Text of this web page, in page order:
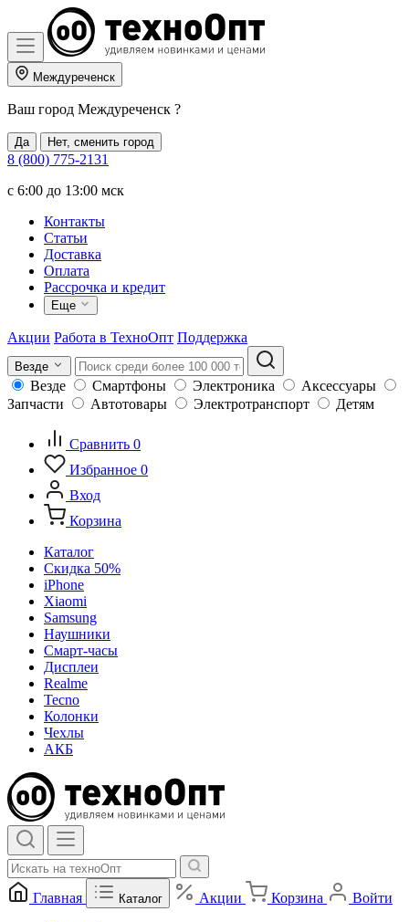
Междуреченск
Ваш город Междуреченск ?
Да Нет, сменить город
8 (800) 775-2131
c 6:00 до 13:00 мск
Контакты
Статьи
Доставка
Оплата
Рассрочка и кредит
Еще
Акции Работа в ТехноОпт Поддержка
Везде
Везде Смартфоны Электроника
Аксессуары
Запчасти
Автотовары Электротранспорт Детям
Сравнить 0
Избранное 0
Вход
Корзина
Каталог
Скидка 50%
iPhone
Xiaomi
Samsung
Наушники
Смарт-часы
Дисплеи
Realme
Tecno
Колонки
Чехлы
АКБ
Главная Каталог Акции Корзина Войти